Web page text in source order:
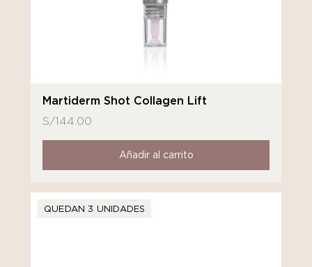
Martiderm Shot Collagen Lift
S/144.00
Añadir al carrito
QUEDAN 3 UNIDADES